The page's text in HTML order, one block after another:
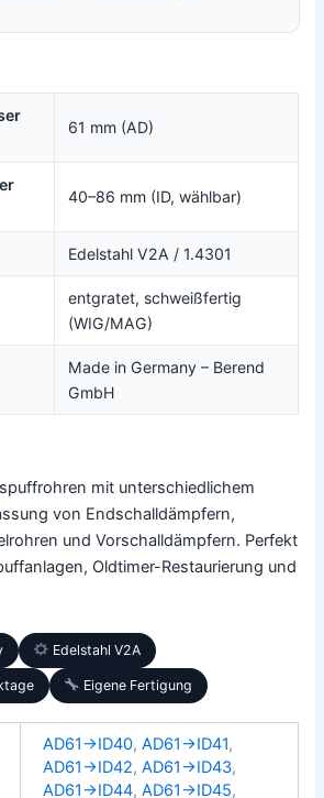
61 mm (AD)
40–86 mm (ID, wählbar)
Edelstahl V2A / 1.4301
entgratet, schweißfertig
(WIG/MAG)
Made in Germany – Berend
GmbH
mit unterschiedlichem
von Endschalldämpfern,
und Vorschalldämpfern. Perfekt
Oldtimer-Restaurierung und
Edelstahl V2A
Eigene Fertigung
AD61→ID40, AD61→ID41,
AD61→ID42, AD61→ID43,
AD61→ID44, AD61→ID45,